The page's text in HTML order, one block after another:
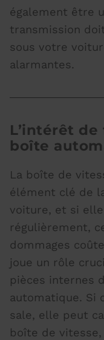
également être
transmission
sous votre
alarmantes.
L’intérêt
boîte
La boîte de
élément clé de
voiture, et si
régulièrement,
dommages
joue un rôle
pièces internes
automatique. Si
sale, elle peut
boîte de